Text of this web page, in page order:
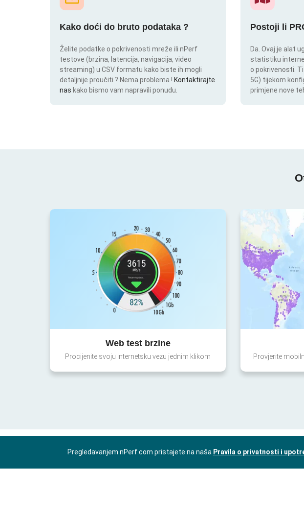
Kako doći do bruto podataka ?
Želite podatke o pokrivenosti mreže ili nPerf
testove (brzina, latencija, navigacija, video
streaming) u CSV formatu kako biste ih mogli
detaljnije proučiti ? Nema problema ! Kontaktirajte
nas kako bismo vam napravili ponudu.
Postoji li
Da. Ovaj je alat
statistiku
o pokrivenosti.
5G) tijekom
primjene nove
Web test brzine
Procijenite svoju internetsku vezu jednim klikom Provjerite
Pregledavanjem nPerf.com pristajete na naša Pravila o privatnosti i